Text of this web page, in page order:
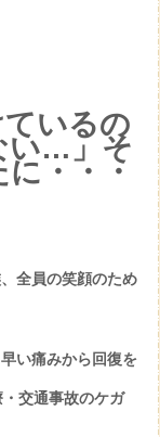
ているの
い…」そ
・・・
全員の笑顔のため
い痛みから回復を
交通事故のケガ